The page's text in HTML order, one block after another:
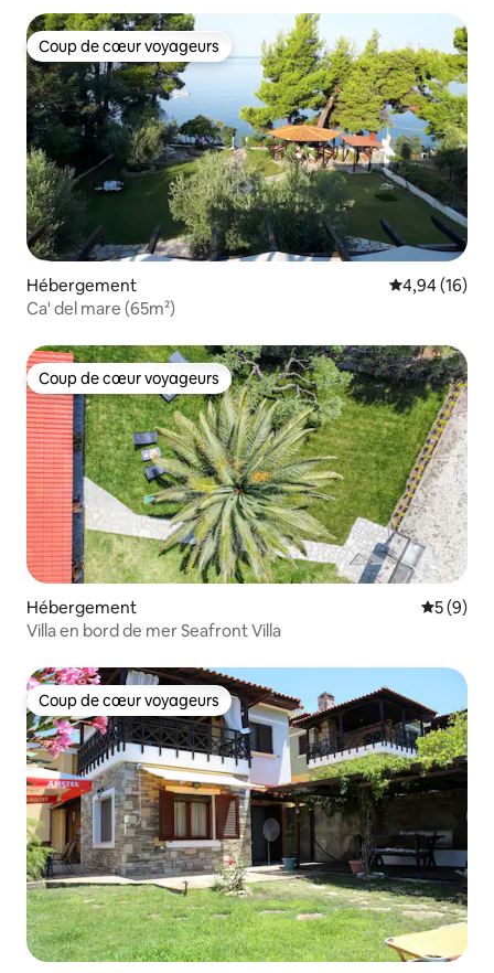
Coup de cœur voyageurs
Coup de cœur voyageurs
Hébergement Évaluation
4,94 (16)
Ca' del mare (65m²)
Coup de cœur voyageurs
Coup de cœur voyageurs
Hébergement
5 (9)
Villa en bord de mer Seafront Villa
Coup de cœur voyageurs
Coup de cœur voyageurs